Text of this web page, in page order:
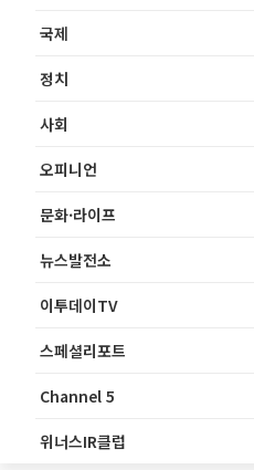
국제
정치
사회
오피니언
문화·라이프
뉴스발전소
이투데이TV
스페셜리포트
Channel 5
위너스IR클럽